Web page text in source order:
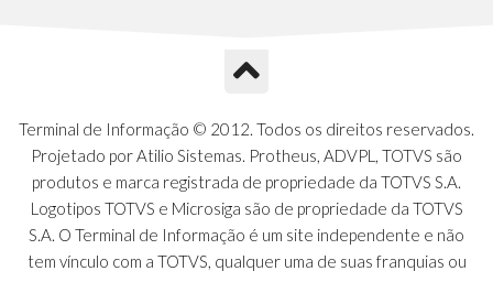
Terminal de Informação © 2012. Todos os direitos reservados.
Projetado por Atilio Sistemas. Protheus, ADVPL, TOTVS são
produtos e marca registrada de propriedade da TOTVS S.A.
Logotipos TOTVS e Microsiga são de propriedade da TOTVS
S.A. O Terminal de Informação é um site independente e não
tem vínculo com a TOTVS, qualquer uma de suas franquias ou